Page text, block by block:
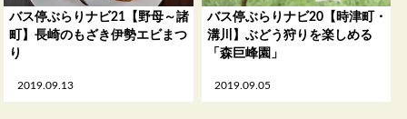
2019.09.13
バス停ぶらりナビ21【野母～諸
町】長崎のもざき伊勢エビまつ
り
2019.09.05
バス停ぶらりナビ20【時津町・
溝川】ぶどう狩りを楽しめる
「森巨峰園」